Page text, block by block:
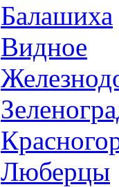
Балашиха
Видное
Люберцы